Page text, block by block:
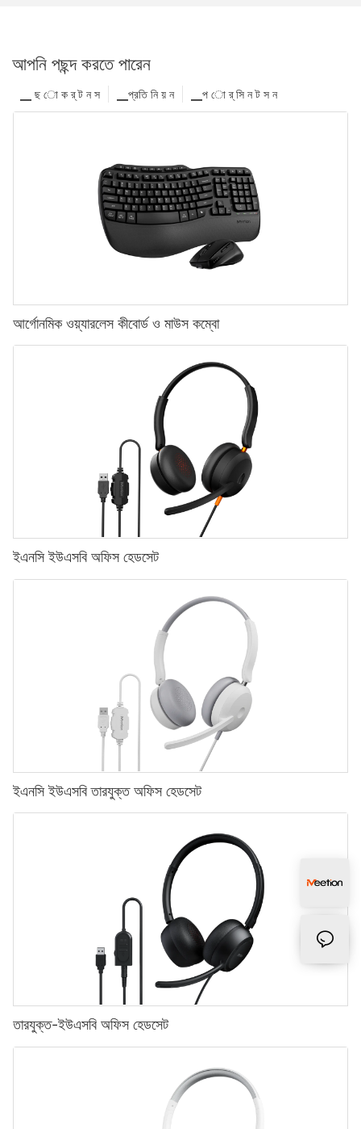
▁ ছ ো ক র্ ট ন স
আর্গোনমিক ওয়্যারলেস কীবোর্ড ও মাউস কম্বো
ইএনসি ইউএসবি অফিস হেডসেট
ইএনসি ইউএসবি তারযুক্ত অফিস হেডসেট
তারযুক্ত-ইউএসবি অফিস হেডসেট